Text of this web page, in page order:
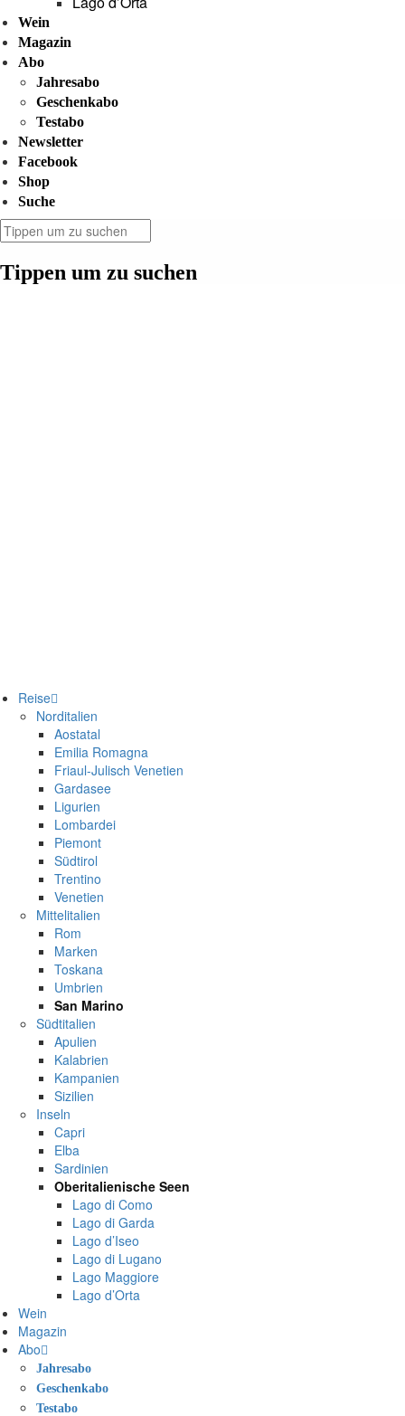
Wein
Magazin
Abo
Jahresabo
Geschenkabo
Testabo
Newsletter
Facebook
Shop
Suche
Tippen um zu suchen
Reise
Norditalien
Aostatal
Emilia Romagna
Friaul-Julisch Venetien
Gardasee
Ligurien
Lombardei
Piemont
Südtirol
Trentino
Venetien
Mittelitalien
Rom
Marken
Toskana
Umbrien
San Marino
Südtitalien
Apulien
Kalabrien
Kampanien
Sizilien
Inseln
Capri
Elba
Sardinien
Oberitalienische Seen
Lago di Como
Lago di Garda
Lago d’Iseo
Lago di Lugano
Lago Maggiore
Lago d’Orta
Wein
Magazin
Abo
Jahresabo
Geschenkabo
Testabo